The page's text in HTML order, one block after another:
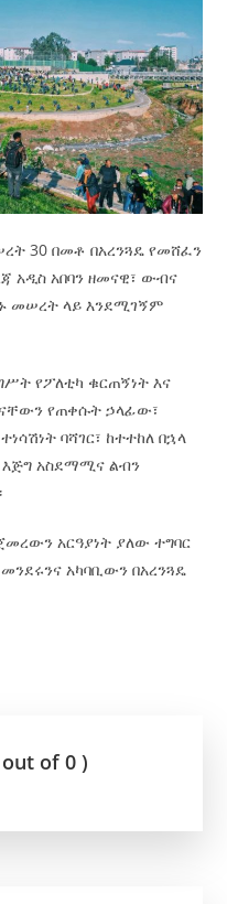
30 በመቶ በአረንጓዴ የመሸፈን
አዲስ አበባን ዘመናዊ፣ ውብና
መሠረት ላይ እንደሚገኝም
የፖለቲካ ቁርጠኝነት እና
የጠቀሱት ኃላፊው፣
ባሻገር፣ ከተተከለ በኋላ
እጅግ አስደማሚና ልብን
አርዓያነት ያለው ተግባር
አካባቢውን በአረንጓዴ
of 0 )